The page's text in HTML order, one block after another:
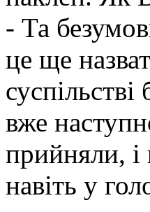
- Та
це ще
вже
прийняли, і
навіть у